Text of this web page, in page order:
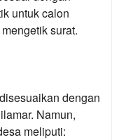
untuk calon
surat.
dengan
Namun,
meliputi: